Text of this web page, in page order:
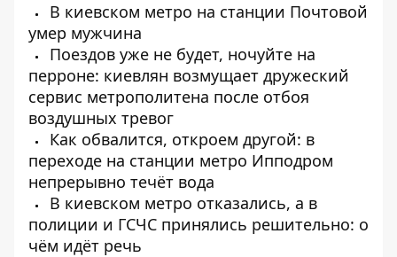
В киевском метро на станции Почтовой
умер мужчина
Поездов уже не будет, ночуйте на
перроне: киевлян возмущает дружеский
сервис метрополитена после отбоя
воздушных тревог
Как обвалится, откроем другой: в
переходе на станции метро Ипподром
непрерывно течёт вода
В киевском метро отказались, а в
полиции и ГСЧС принялись решительно: о
чём идёт речь